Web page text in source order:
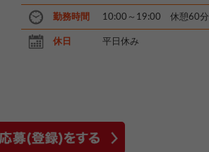
勤務時間 10:00～19:00 休憩60分
休日 平日休み